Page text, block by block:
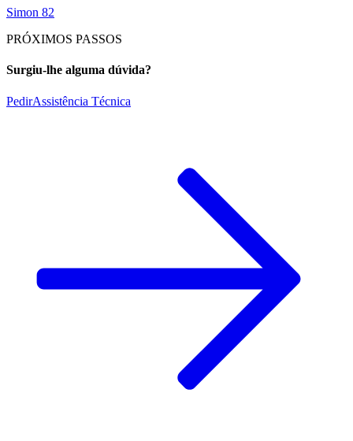
Simon 82
PRÓXIMOS PASSOS
Surgiu-lhe alguma dúvida?
PedirAssistência Técnica